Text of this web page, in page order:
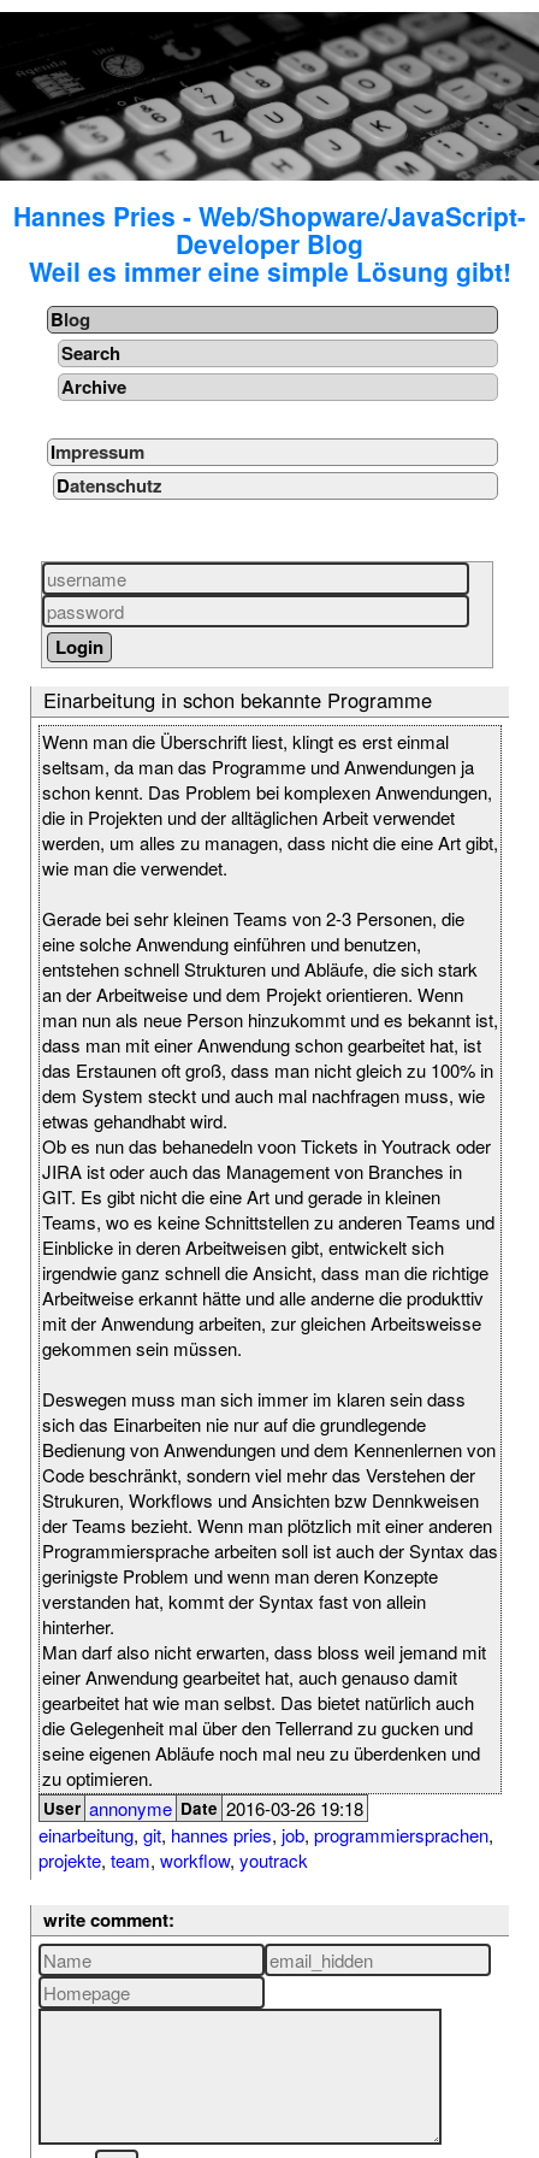
Hannes Pries - Web/Shopware/JavaScript-
Developer Blog
Weil es immer eine simple Lösung gibt!
Blog
Search
Archive
Impressum
Datenschutz
Einarbeitung in schon bekannte Programme
Wenn man die Überschrift liest, klingt es erst einmal
seltsam, da man das Programme und Anwendungen ja
schon kennt. Das Problem bei komplexen Anwendungen,
die in Projekten und der alltäglichen Arbeit verwendet
werden, um alles zu managen, dass nicht die eine Art gibt,
wie man die verwendet.
Gerade bei sehr kleinen Teams von 2-3 Personen, die
eine solche Anwendung einführen und benutzen,
entstehen schnell Strukturen und Abläufe, die sich stark
an der Arbeitweise und dem Projekt orientieren. Wenn
man nun als neue Person hinzukommt und es bekannt ist,
dass man mit einer Anwendung schon gearbeitet hat, ist
das Erstaunen oft groß, dass man nicht gleich zu 100% in
dem System steckt und auch mal nachfragen muss, wie
etwas gehandhabt wird.
Ob es nun das behanedeln voon Tickets in Youtrack oder
JIRA ist oder auch das Management von Branches in
GIT. Es gibt nicht die eine Art und gerade in kleinen
Teams, wo es keine Schnittstellen zu anderen Teams und
Einblicke in deren Arbeitweisen gibt, entwickelt sich
irgendwie ganz schnell die Ansicht, dass man die richtige
Arbeitweise erkannt hätte und alle anderne die produkttiv
mit der Anwendung arbeiten, zur gleichen Arbeitsweisse
gekommen sein müssen.
Deswegen muss man sich immer im klaren sein dass
sich das Einarbeiten nie nur auf die grundlegende
Bedienung von Anwendungen und dem Kennenlernen von
Code beschränkt, sondern viel mehr das Verstehen der
Strukuren, Workflows und Ansichten bzw Dennkweisen
der Teams bezieht. Wenn man plötzlich mit einer anderen
Programmiersprache arbeiten soll ist auch der Syntax das
gerinigste Problem und wenn man deren Konzepte
verstanden hat, kommt der Syntax fast von allein
hinterher.
Man darf also nicht erwarten, dass bloss weil jemand mit
einer Anwendung gearbeitet hat, auch genauso damit
gearbeitet hat wie man selbst. Das bietet natürlich auch
die Gelegenheit mal über den Tellerrand zu gucken und
seine eigenen Abläufe noch mal neu zu überdenken und
zu optimieren.
User annonyme Date 2016-03-26 19:18
einarbeitung, git, hannes pries, job, programmiersprachen,
projekte, team, workflow, youtrack
write comment: